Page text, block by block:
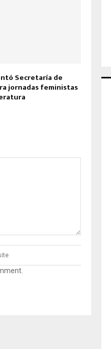
Secretaría de
jornadas feministas